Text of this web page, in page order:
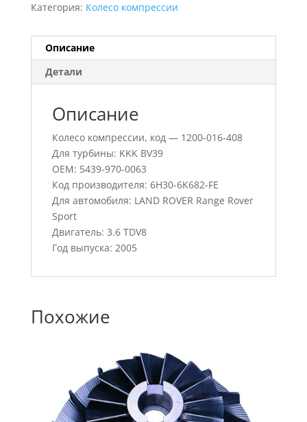
Категория: Колесо компрессии
Описание
Детали
Описание
Колесо компрессии, код — 1200-016-408
Для турбины: KKK BV39
OEM: 5439-970-0063
Код производителя: 6H30-6K682-FE
Для автомобиля: LAND ROVER Range Rover
Sport
Двигатель: 3.6 TDV8
Год выпуска: 2005
Похожие